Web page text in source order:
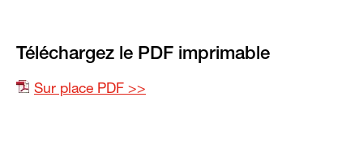
Téléchargez le PDF imprimable
Sur place PDF >>